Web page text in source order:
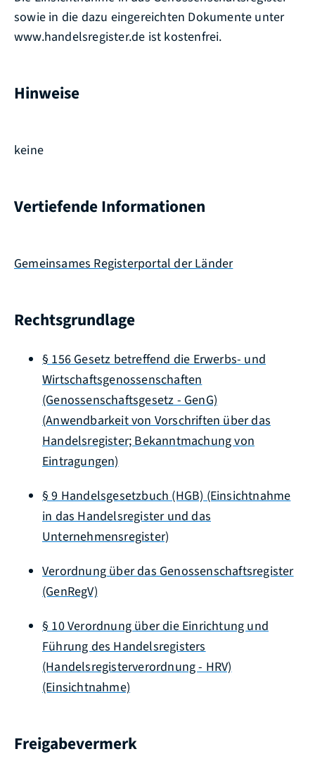
sowie in die dazu eingereichten Dokumente unter
www.handelsregister.de ist kostenfrei.
Hinweise
keine
Vertiefende Informationen
Gemeinsames Registerportal der Länder
Rechtsgrundlage
§ 156 Gesetz betreffend die Erwerbs- und
Wirtschaftsgenossenschaften
(Genossenschaftsgesetz - GenG)
(Anwendbarkeit von Vorschriften über das
Handelsregister; Bekanntmachung von
Eintragungen)
§ 9 Handelsgesetzbuch (HGB) (Einsichtnahme
in das Handelsregister und das
Unternehmensregister)
Verordnung über das Genossenschaftsregister
(GenRegV)
§ 10 Verordnung über die Einrichtung und
Führung des Handelsregisters
(Handelsregisterverordnung - HRV)
(Einsichtnahme)
Freigabevermerk